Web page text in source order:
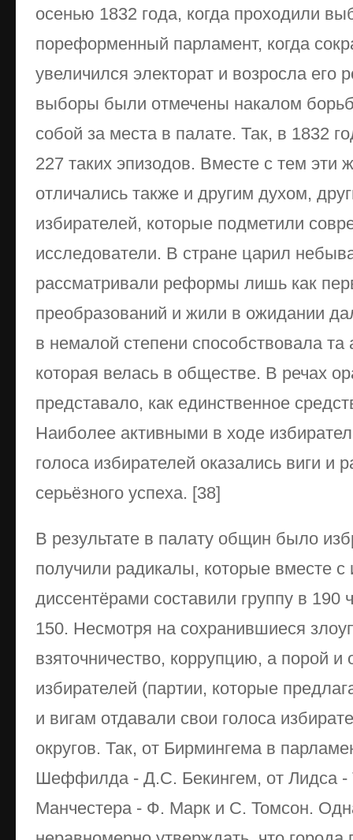
осенью 1832 года, когда проходили
пореформенный парламент, когда
увеличился электорат и возросла
выборы были отмечены накалом
собой за места в палате. Так, в 1832
227 таких эпизодов. Вместе с тем эти
отличались также и другим духом,
избирателей, которые подметили
исследователи. В стране царил
рассматривали реформы лишь как
преобразований и жили в ожидании
в немалой степени способствовала та
которая велась в обществе. В речах
представало, как единственное
Наиболее активными в ходе
голоса избирателей оказались виги
серьёзного успеха. [38]
В результате в палату общин было
получили радикалы, которые вместе
диссентёрами составили группу в 190
150. Несмотря на сохранившиеся
взяточничество, коррупцию, а порой и
избирателей (партии, которые
и вигам отдавали свои голоса
округов. Так, от Бирмингема в
Шеффилда - Д.С. Бекингем, от Лидса -
Манчестера - Ф. Марк и С. Томсон.